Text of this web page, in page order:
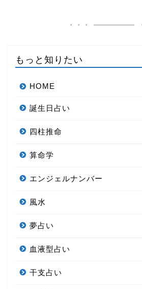
もっと知りたい
HOME
誕生日占い
四柱推命
算命学
エンジェルナンバー
風水
夢占い
血液型占い
干支占い